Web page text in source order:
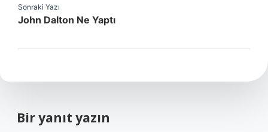
Sonraki Yazı
John Dalton Ne Yaptı
Bir yanıt yazın